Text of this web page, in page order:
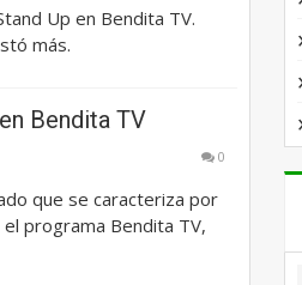
Up en Bendita TV.
más.
Bendita TV
0
que se caracteriza por
programa Bendita TV,